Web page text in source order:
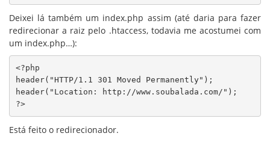
Deixei lá também um index.php assim (até daria para fazer
redirecionar a raiz pelo .htaccess, todavia me acostumei com
um index.php…):
<?php
header("HTTP/1.1 301 Moved Permanently");
header("Location: http://www.soubalada.com/");
?>
Está feito o redirecionador.